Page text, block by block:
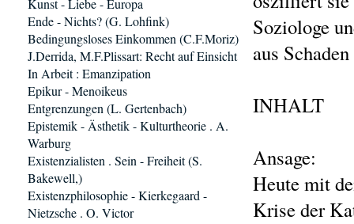
Soziologe
aus
INHALT
Ansage:
Heute mit
Krise der
Kunst - Liebe - Europa
Ende - Nichts? (G. Lohfink)
Bedingungsloses Einkommen (C.F.Moriz)
J.Derrida, M.F.Plissart: Recht auf Einsicht
In Arbeit : Emanzipation
Epikur - Menoikeus
Entgrenzungen (L. Gertenbach)
Epistemik - Ästhetik - Kulturtheorie . A.
Warburg
Existenzialisten . Sein - Freiheit (S.
Bakewell,)
Existenzphilosophie - Kierkegaard -
Nietzsche . O. Victor